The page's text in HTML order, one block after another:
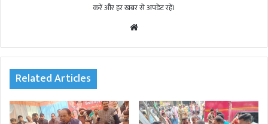
करें और हर खबर से अपडेट रहें।
te
Related Articles